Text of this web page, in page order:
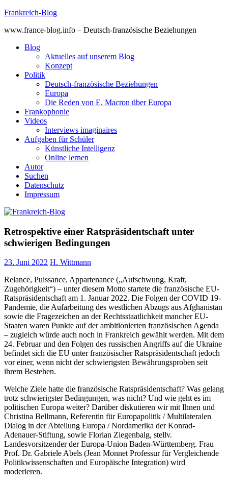
Skip
content
Frankreich-Blog
www.france-blog.info – Deutsch-französische Beziehungen
Blog
Aktuelles auf unserem Blog
Konzept
Politik
Deutsch-französische Beziehungen
Europa
Die Reden von E. Macron über Europa
Frankophonie
Videos
Interviews imaginaires
Aufgaben für Schüler
Künstliche Intelligenz
Online lernen
Autor
Suchen
Datenschutz
Impressum
Retrospektive einer Ratspräsidentschaft unter
schwierigen Bedingungen
23. Juni 2022 H. Wittmann
Relance, Puissance, Appartenance („Aufschwung, Kraft,
Zugehörigkeit“) – unter diesem Motto startete die französische EU-
Ratspräsidentschaft am 1. Januar 2022. Die Folgen der COVID 19-
Pandemie, die Aufarbeitung des westlichen Abzugs aus Afghanistan
sowie die Fragezeichen an der Rechtsstaatlichkeit mancher EU-
Staaten waren Punkte auf der ambitionierten französischen Agenda
– zugleich würde auch noch in Frankreich gewählt werden. Mit dem
24. Februar und den Folgen des russischen Angriffs auf die Ukraine
befindet sich die EU unter französischer Ratspräsidentschaft jedoch
vor einer, wenn nicht der schwierigsten Bewährungsproben seit
ihrem Bestehen.
Welche Ziele hatte die französische Ratspräsidentschaft? Was gelang
trotz schwierigster Bedingungen, was nicht? Und wie geht es im
politischen Europa weiter? Darüber diskutieren wir mit Ihnen und
Christina Bellmann, Referentin für Europapolitik / Multilateralen
Dialog in der Abteilung Europa / Nordamerika der Konrad-
Adenauer-Stiftung, sowie Florian Ziegenbalg, stellv.
Landesvorsitzender der Europa-Union Baden-Württemberg. Frau
Prof. Dr. Gabriele Abels (Jean Monnet Professur für Vergleichende
Politikwissenschaften und Europäische Integration) wird
moderieren.